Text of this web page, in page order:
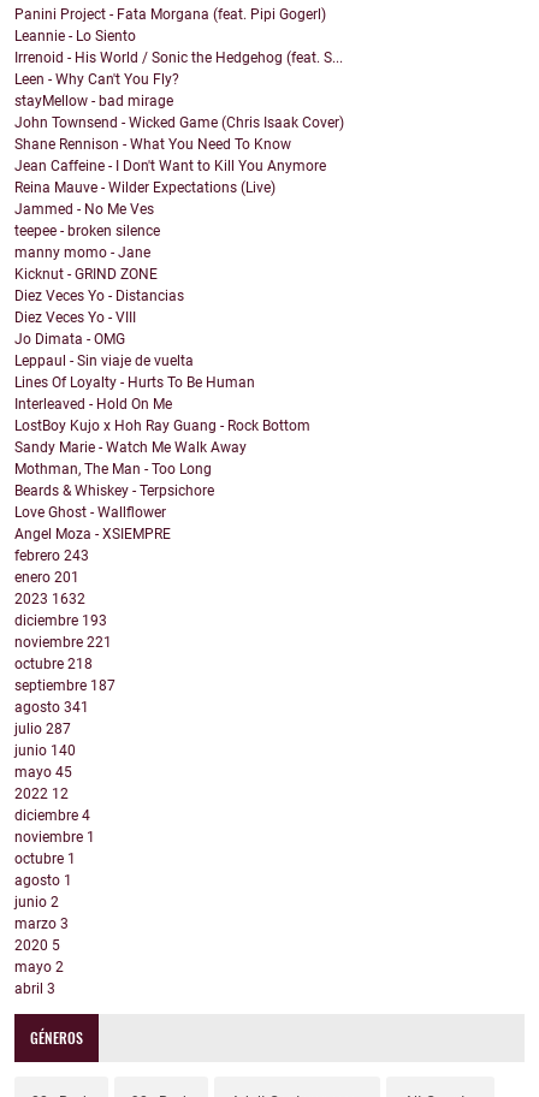
Panini Project - Fata Morgana (feat. Pipi Gogerl)
Leannie - Lo Siento
Irrenoid - His World / Sonic the Hedgehog (feat. S...
Leen - Why Can't You Fly?
stayMellow - bad mirage
John Townsend - Wicked Game (Chris Isaak Cover)
Shane Rennison - What You Need To Know
Jean Caffeine - I Don't Want to Kill You Anymore
Reina Mauve - Wilder Expectations (Live)
Jammed - No Me Ves
teepee - broken silence
manny momo - Jane
Kicknut - GRIND ZONE
Diez Veces Yo - Distancias
Diez Veces Yo - VIII
Jo Dimata - OMG
Leppaul - Sin viaje de vuelta
Lines Of Loyalty - Hurts To Be Human
Interleaved - Hold On Me
LostBoy Kujo x Hoh Ray Guang - Rock Bottom
Sandy Marie - Watch Me Walk Away
Mothman, The Man - Too Long
Beards & Whiskey - Terpsichore
Love Ghost - Wallflower
Angel Moza - XSIEMPRE
febrero 243
enero 201
2023 1632
diciembre 193
noviembre 221
octubre 218
septiembre 187
agosto 341
julio 287
junio 140
mayo 45
2022 12
diciembre 4
noviembre 1
octubre 1
agosto 1
junio 2
marzo 3
2020 5
mayo 2
abril 3
GÉNEROS